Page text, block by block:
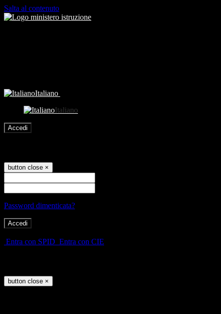
Salta al contenuto
Italiano
Italiano
Accedi
button close ×
Password dimenticata?
Entra con SPID Entra con CIE
button close ×